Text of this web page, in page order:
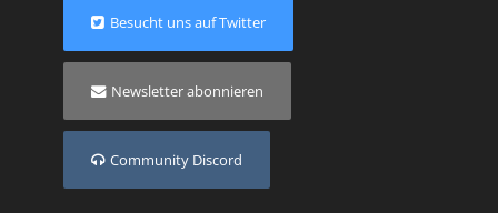
Besucht uns auf Twitter
Newsletter abonnieren
Community Discord